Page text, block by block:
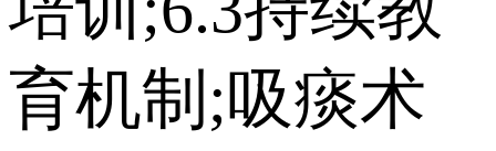
育机制;吸痰术